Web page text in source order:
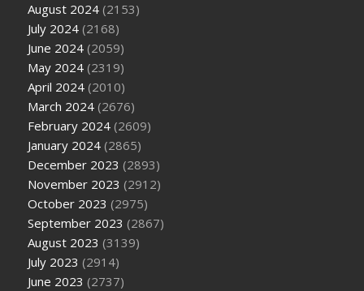
August 2024 (2153)
July 2024 (2168)
June 2024 (2059)
May 2024 (2319)
April 2024 (2010)
March 2024 (2676)
February 2024 (2609)
January 2024 (2865)
December 2023 (2893)
November 2023 (2912)
October 2023 (2975)
September 2023 (2867)
August 2023 (3139)
July 2023 (2914)
June 2023 (2737)